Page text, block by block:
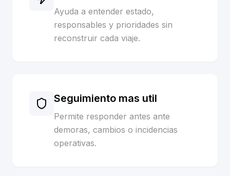
Ayuda a entender estado,
responsables y prioridades sin
reconstruir cada viaje.
Seguimiento mas util
Permite responder antes ante
demoras, cambios o incidencias
operativas.